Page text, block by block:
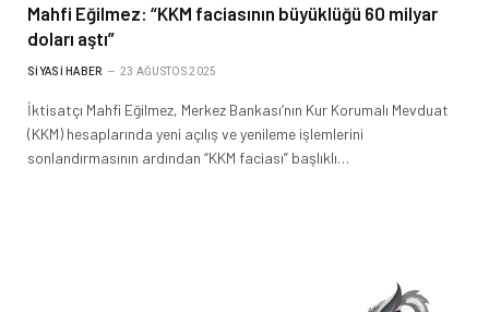
Mahfi Eğilmez: “KKM faciasının büyüklüğü 60 milyar
doları aştı”
SIYASI HABER 23 AĞUSTOS 2025
İktisatçı Mahfi Eğilmez, Merkez Bankası’nın Kur Korumalı Mevduat
(KKM) hesaplarında yeni açılış ve yenileme işlemlerini
sonlandırmasının ardından “KKM faciası” başlıklı…